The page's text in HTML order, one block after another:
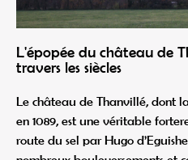
L'épopée du château de
travers les siècles
Le château de Thanvillé, dont
en 1089, est une véritable
route du sel par Hugo